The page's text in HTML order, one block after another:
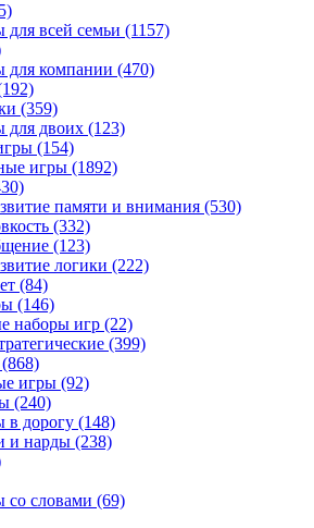
всей семьи (1157)
для компании (470)
(359)
для двоих (123)
(154)
игры (1892)
памяти и внимания (530)
(332)
(123)
логики (222)
(84)
(146)
наборы игр (22)
(399)
(868)
игры (92)
(240)
в дорогу (148)
и нарды (238)
со словами (69)